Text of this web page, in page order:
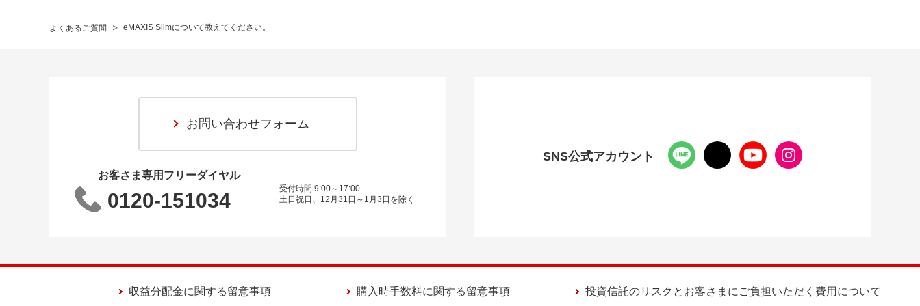
よくあるご質問 > eMAXIS Slimについて教えてください。
お問い合わせフォーム
お客さま専用フリーダイヤル
0120-151034
受付時間 9:00～17:00
土日祝日、12月31日～1月3日を除く
SNS公式アカウント
収益分配金に関する留意事項 購入時手数料に関する留意事項 投資信託のリスクとお客さまにご負担いただく費用について